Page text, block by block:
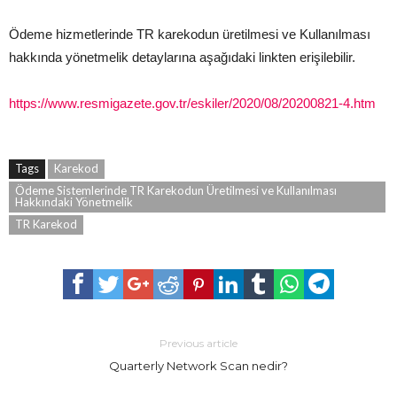
Ödeme hizmetlerinde TR karekodun üretilmesi ve Kullanılması
hakkında yönetmelik detaylarına aşağıdaki linkten erişilebilir.
https://www.resmigazete.gov.tr/eskiler/2020/08/20200821-4.htm
Tags
Karekod
Ödeme Sistemlerinde TR Karekodun Üretilmesi ve Kullanılması
Hakkındaki Yönetmelik
TR Karekod
Previous article
Quarterly Network Scan nedir?